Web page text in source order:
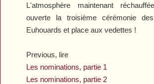
L'atmosphère maintenant
ouverte la troisième cérémonie
Euhouards et place aux vedettes !
Previous, lire
Les nominations, partie 1
Les nominations, partie 2